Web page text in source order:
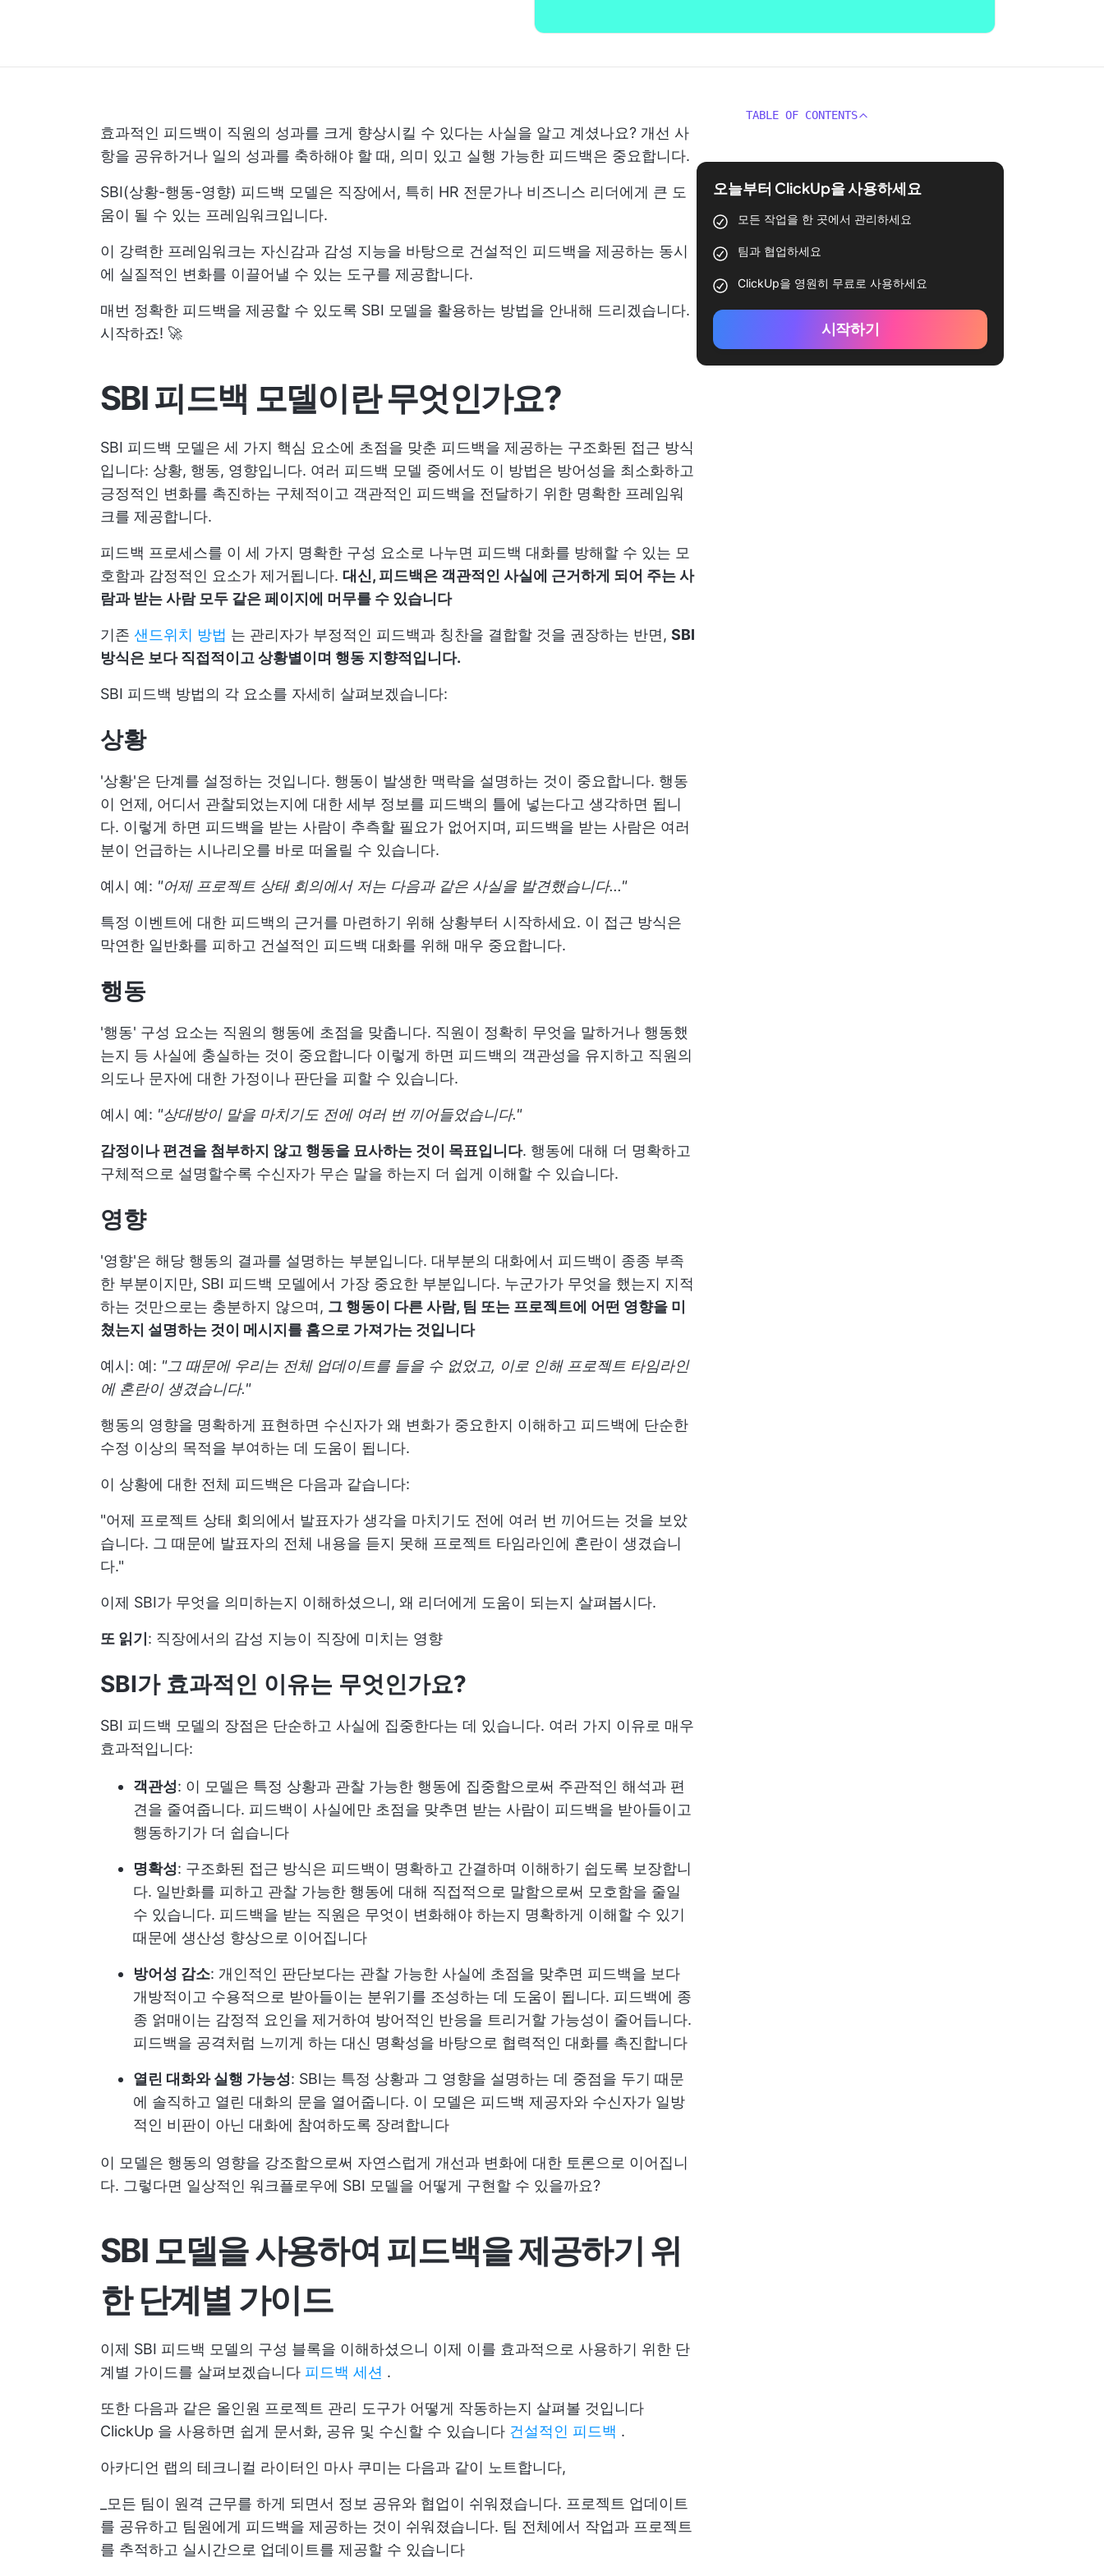
효과적인 피드백이 직원의 성과를 크게 향상시킬 수 있다는 사실을 알고 계셨나요? 개선 사
항을 공유하거나 일의 성과를 축하해야 할 때, 의미 있고 실행 가능한 피드백은 중요합니다.
SBI(상황-행동-영향) 피드백 모델은 직장에서, 특히 HR 전문가나 비즈니스 리더에게 큰 도
움이 될 수 있는 프레임워크입니다.
이 강력한 프레임워크는 자신감과 감성 지능을 바탕으로 건설적인 피드백을 제공하는 동시
에 실질적인 변화를 이끌어낼 수 있는 도구를 제공합니다.
매번 정확한 피드백을 제공할 수 있도록 SBI 모델을 활용하는 방법을 안내해 드리겠습니다.
시작하죠! 🚀
SBI 피드백 모델이란 무엇인가요?
SBI 피드백 모델은 세 가지 핵심 요소에 초점을 맞춘 피드백을 제공하는 구조화된 접근 방식
입니다: 상황, 행동, 영향입니다. 여러 피드백 모델 중에서도 이 방법은 방어성을 최소화하고
긍정적인 변화를 촉진하는 구체적이고 객관적인 피드백을 전달하기 위한 명확한 프레임워
크를 제공합니다.
피드백 프로세스를 이 세 가지 명확한 구성 요소로 나누면 피드백 대화를 방해할 수 있는 모
호함과 감정적인 요소가 제거됩니다. 대신, 피드백은 객관적인 사실에 근거하게 되어 주는 사
람과 받는 사람 모두 같은 페이지에 머무를 수 있습니다
기존 샌드위치 방법 는 관리자가 부정적인 피드백과 칭찬을 결합할 것을 권장하는 반면, SBI
방식은 보다 직접적이고 상황별이며 행동 지향적입니다.
SBI 피드백 방법의 각 요소를 자세히 살펴보겠습니다:
상황
'상황'은 단계를 설정하는 것입니다. 행동이 발생한 맥락을 설명하는 것이 중요합니다. 행동
이 언제, 어디서 관찰되었는지에 대한 세부 정보를 피드백의 틀에 넣는다고 생각하면 됩니
다. 이렇게 하면 피드백을 받는 사람이 추측할 필요가 없어지며, 피드백을 받는 사람은 여러
분이 언급하는 시나리오를 바로 떠올릴 수 있습니다.
예시 예: "어제 프로젝트 상태 회의에서 저는 다음과 같은 사실을 발견했습니다..."
특정 이벤트에 대한 피드백의 근거를 마련하기 위해 상황부터 시작하세요. 이 접근 방식은
막연한 일반화를 피하고 건설적인 피드백 대화를 위해 매우 중요합니다.
행동
'행동' 구성 요소는 직원의 행동에 초점을 맞춥니다. 직원이 정확히 무엇을 말하거나 행동했
는지 등 사실에 충실하는 것이 중요합니다 이렇게 하면 피드백의 객관성을 유지하고 직원의
의도나 문자에 대한 가정이나 판단을 피할 수 있습니다.
예시 예: "상대방이 말을 마치기도 전에 여러 번 끼어들었습니다."
감정이나 편견을 첨부하지 않고 행동을 묘사하는 것이 목표입니다. 행동에 대해 더 명확하고
구체적으로 설명할수록 수신자가 무슨 말을 하는지 더 쉽게 이해할 수 있습니다.
영향
'영향'은 해당 행동의 결과를 설명하는 부분입니다. 대부분의 대화에서 피드백이 종종 부족
한 부분이지만, SBI 피드백 모델에서 가장 중요한 부분입니다. 누군가가 무엇을 했는지 지적
하는 것만으로는 충분하지 않으며, 그 행동이 다른 사람, 팀 또는 프로젝트에 어떤 영향을 미
쳤는지 설명하는 것이 메시지를 홈으로 가져가는 것입니다
예시: 예: "그 때문에 우리는 전체 업데이트를 들을 수 없었고, 이로 인해 프로젝트 타임라인
에 혼란이 생겼습니다."
행동의 영향을 명확하게 표현하면 수신자가 왜 변화가 중요한지 이해하고 피드백에 단순한
수정 이상의 목적을 부여하는 데 도움이 됩니다.
이 상황에 대한 전체 피드백은 다음과 같습니다:
"어제 프로젝트 상태 회의에서 발표자가 생각을 마치기도 전에 여러 번 끼어드는 것을 보았
습니다. 그 때문에 발표자의 전체 내용을 듣지 못해 프로젝트 타임라인에 혼란이 생겼습니
다."
이제 SBI가 무엇을 의미하는지 이해하셨으니, 왜 리더에게 도움이 되는지 살펴봅시다.
또 읽기 : 직장에서의 감성 지능이 직장에 미치는 영향
SBI가 효과적인 이유는 무엇인가요?
SBI 피드백 모델의 장점은 단순하고 사실에 집중한다는 데 있습니다. 여러 가지 이유로 매우
효과적입니다:
객관성: 이 모델은 특정 상황과 관찰 가능한 행동에 집중함으로써 주관적인 해석과 편
견을 줄여줍니다. 피드백이 사실에만 초점을 맞추면 받는 사람이 피드백을 받아들이고
행동하기가 더 쉽습니다
명확성: 구조화된 접근 방식은 피드백이 명확하고 간결하며 이해하기 쉽도록 보장합니
다. 일반화를 피하고 관찰 가능한 행동에 대해 직접적으로 말함으로써 모호함을 줄일
수 있습니다. 피드백을 받는 직원은 무엇이 변화해야 하는지 명확하게 이해할 수 있기
때문에 생산성 향상으로 이어집니다
방어성 감소: 개인적인 판단보다는 관찰 가능한 사실에 초점을 맞추면 피드백을 보다
개방적이고 수용적으로 받아들이는 분위기를 조성하는 데 도움이 됩니다. 피드백에 종
종 얽매이는 감정적 요인을 제거하여 방어적인 반응을 트리거할 가능성이 줄어듭니다.
피드백을 공격처럼 느끼게 하는 대신 명확성을 바탕으로 협력적인 대화를 촉진합니다
열린 대화와 실행 가능성: SBI는 특정 상황과 그 영향을 설명하는 데 중점을 두기 때문
에 솔직하고 열린 대화의 문을 열어줍니다. 이 모델은 피드백 제공자와 수신자가 일방
적인 비판이 아닌 대화에 참여하도록 장려합니다
이 모델은 행동의 영향을 강조함으로써 자연스럽게 개선과 변화에 대한 토론으로 이어집니
다. 그렇다면 일상적인 워크플로우에 SBI 모델을 어떻게 구현할 수 있을까요?
SBI 모델을 사용하여 피드백을 제공하기 위
한 단계별 가이드
이제 SBI 피드백 모델의 구성 블록을 이해하셨으니 이제 이를 효과적으로 사용하기 위한 단
계별 가이드를 살펴보겠습니다 피드백 세션 .
또한 다음과 같은 올인원 프로젝트 관리 도구가 어떻게 작동하는지 살펴볼 것입니다
ClickUp 을 사용하면 쉽게 문서화, 공유 및 수신할 수 있습니다 건설적인 피드백 .
아카디언 랩의 테크니컬 라이터인 마사 쿠미는 다음과 같이 노트합니다,
_모든 팀이 원격 근무를 하게 되면서 정보 공유와 협업이 쉬워졌습니다. 프로젝트 업데이트
를 공유하고 팀원에게 피드백을 제공하는 것이 쉬워졌습니다. 팀 전체에서 작업과 프로젝트
를 추적하고 실시간으로 업데이트를 제공할 수 있습니다
TABLE OF CONTENTS
오늘부터 ClickUp을 사용하세요
모든 작업을 한 곳에서 관리하세요
팀과 협업하세요
ClickUp을 영원히 무료로 사용하세요
시작하기